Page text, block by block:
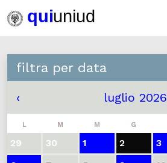
filtra per data
‹ luglio 2026
L M M G
29 30 1 2 3